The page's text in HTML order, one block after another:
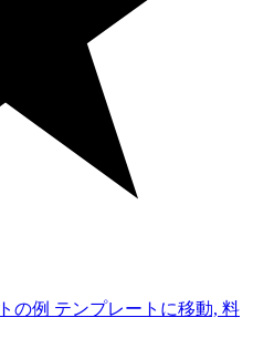
の例 テンプレートに移動, 料